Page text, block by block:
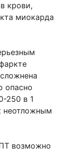
крови,
миокарда
опасно
250 в 1
неотложным
возможно